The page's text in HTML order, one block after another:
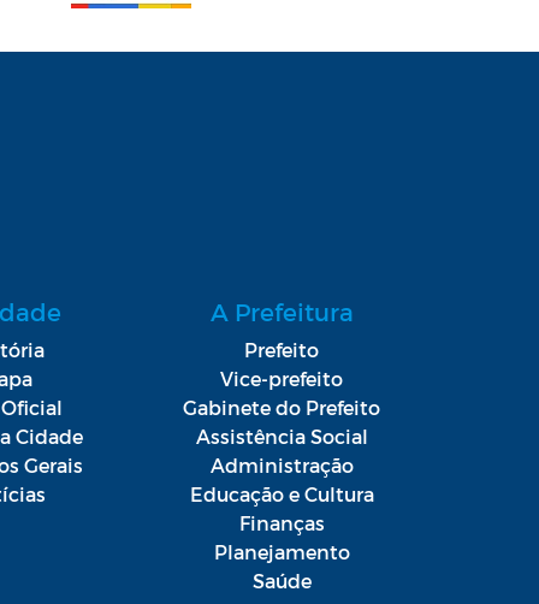
Cidade
Gerais
A Prefeitura
Prefeito
Vice-prefeito
Gabinete do Prefeito
Assistência Social
Administração
Educação e Cultura
Finanças
Planejamento
Saúde